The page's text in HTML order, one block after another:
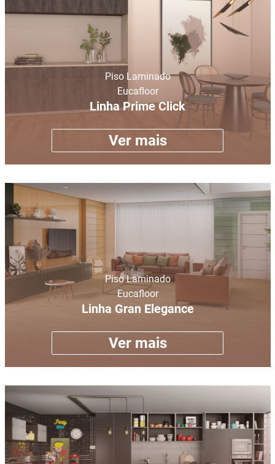
Piso Laminado
Eucafloor
Linha Prime Click
Ver mais
Piso Laminado
Eucafloor
Linha Gran Elegance
Ver mais